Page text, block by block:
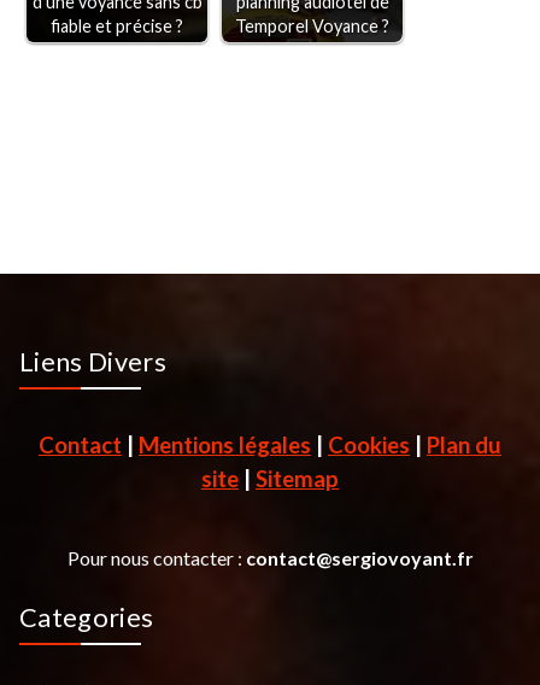
fiable et précise ?
Temporel Voyance ?
Liens Divers
Contact Mentions légales Cookies
Plan du
site
Sitemap
Pour nous contacter : contact@sergiovoyant.fr
Categories